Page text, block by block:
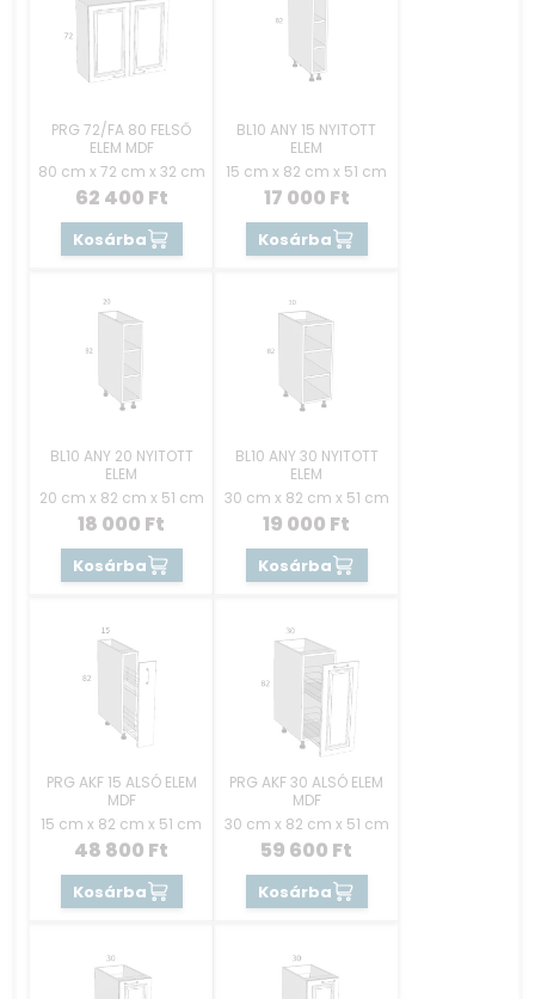
PRG 72/FA 80 FELSŐ
ELEM MDF
80 cm x 72 cm x 32 cm
62 400 Ft
Kosárba
BL10 ANY 15 NYITOTT
ELEM
15 cm x 82 cm x 51 cm
17 000 Ft
Kosárba
BL10 ANY 20 NYITOTT
ELEM
20 cm x 82 cm x 51 cm
18 000 Ft
Kosárba
BL10 ANY 30 NYITOTT
ELEM
30 cm x 82 cm x 51 cm
19 000 Ft
Kosárba
PRG AKF 15 ALSÓ ELEM
MDF
15 cm x 82 cm x 51 cm
48 800 Ft
Kosárba
PRG AKF 30 ALSÓ ELEM
MDF
30 cm x 82 cm x 51 cm
59 600 Ft
Kosárba